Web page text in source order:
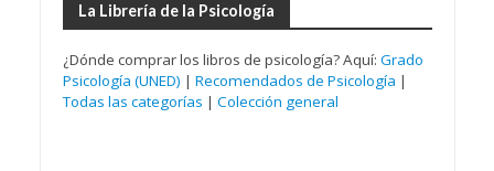
La Librería de la Psicología
¿Dónde comprar los libros de psicología? Aquí: Grado
Psicología (UNED) | Recomendados de Psicología |
Todas las categorías | Colección general